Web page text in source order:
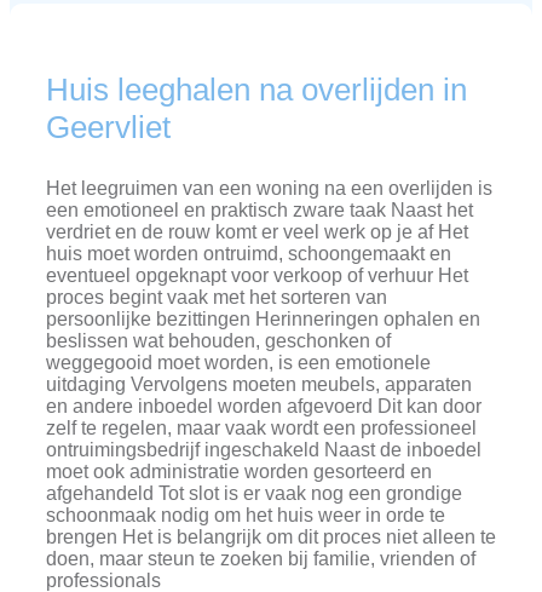
Huis leeghalen na overlijden in
Geervliet
Het leegruimen van een woning na een overlijden is
een emotioneel en praktisch zware taak Naast het
verdriet en de rouw komt er veel werk op je af Het
huis moet worden ontruimd, schoongemaakt en
eventueel opgeknapt voor verkoop of verhuur Het
proces begint vaak met het sorteren van
persoonlijke bezittingen Herinneringen ophalen en
beslissen wat behouden, geschonken of
weggegooid moet worden, is een emotionele
uitdaging Vervolgens moeten meubels, apparaten
en andere inboedel worden afgevoerd Dit kan door
zelf te regelen, maar vaak wordt een professioneel
ontruimingsbedrijf ingeschakeld Naast de inboedel
moet ook administratie worden gesorteerd en
afgehandeld Tot slot is er vaak nog een grondige
schoonmaak nodig om het huis weer in orde te
brengen Het is belangrijk om dit proces niet alleen te
doen, maar steun te zoeken bij familie, vrienden of
professionals